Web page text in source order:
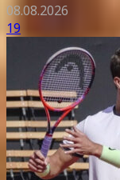
08.08.2026
19